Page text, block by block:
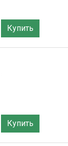
Купить
Купить